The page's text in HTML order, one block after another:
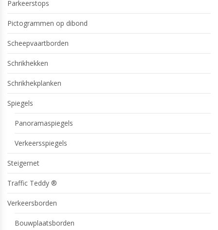
Parkeerstops
Pictogrammen op dibond
Scheepvaartborden
Schrikhekken
Schrikhekplanken
Spiegels
Panoramaspiegels
Verkeersspiegels
Steigernet
Traffic Teddy ®
Verkeersborden
Bouwplaatsborden